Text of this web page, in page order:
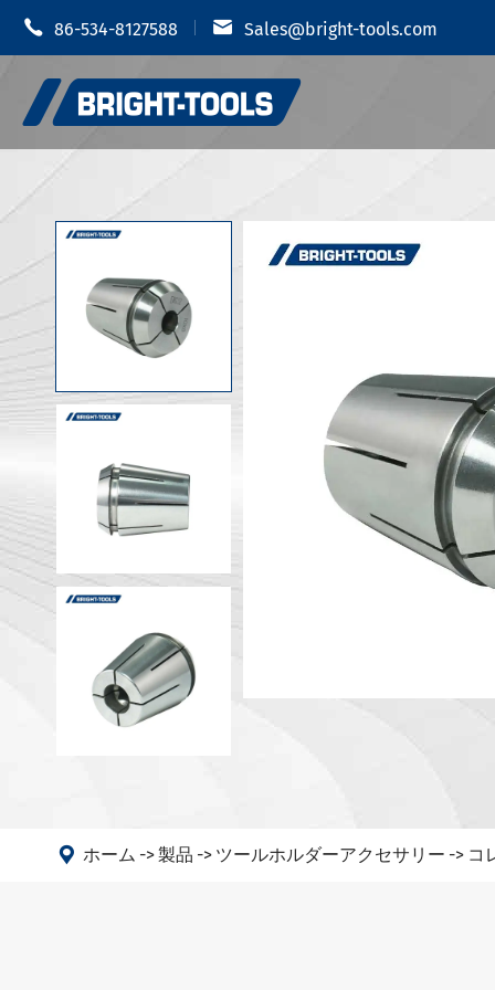
 86-534-8127588  Sales@bright-tools.com
CNCツールホルダー
静的および駆动ツール
ボーリングツール
反振動
ツールホルダーアクセサリー
マシン
Shrink Fit
JIS B
JIS B
JIS B
DIN
DIN
ANSI
DIN 69893
 ホーム 製品 ツールホルダーアクセサリー コ